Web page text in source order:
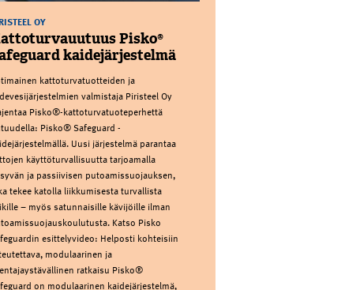
OY
Pisko®
kaidejärjestelmä
kattoturvatuotteiden ja
valmistaja Piristeel Oy
Pisko®-kattoturvatuoteperhettä
Pisko® Safeguard -
Uusi järjestelmä parantaa
käyttöturvallisuutta tarjoamalla
ja passiivisen putoamissuojauksen,
tekee katolla liikkumisesta turvallista
– myös satunnaisille kävijöille ilman
Katso Pisko
esittelyvideo: Helposti kohteisiin
modulaarinen ja
ratkaisu Pisko®
on modulaarinen kaidejärjestelmä,